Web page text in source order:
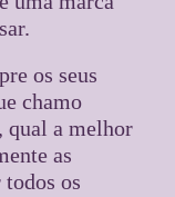
os seus
chamo
qual a melhor
as
os